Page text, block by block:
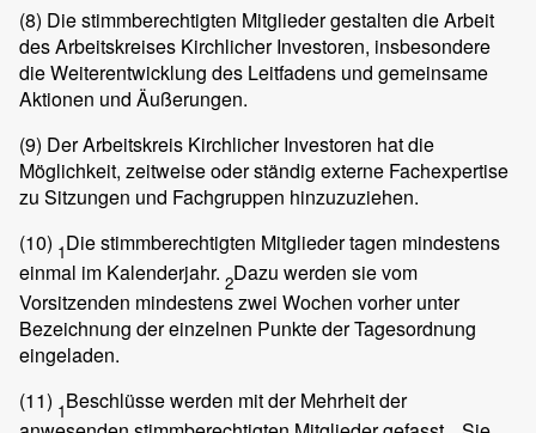
(8) Die stimmberechtigten Mitglieder gestalten die Arbeit
des Arbeitskreises Kirchlicher Investoren, insbesondere
die Weiterentwicklung des Leitfadens und gemeinsame
Aktionen und Äußerungen.
(9) Der Arbeitskreis Kirchlicher Investoren hat die
Möglichkeit, zeitweise oder ständig externe Fachexpertise
zu Sitzungen und Fachgruppen hinzuzuziehen.
(10) 1Die stimmberechtigten Mitglieder tagen mindestens
einmal im Kalenderjahr. 2Dazu werden sie vom
Vorsitzenden mindestens zwei Wochen vorher unter
Bezeichnung der einzelnen Punkte der Tagesordnung
eingeladen.
(11) 1Beschlüsse werden mit der Mehrheit der